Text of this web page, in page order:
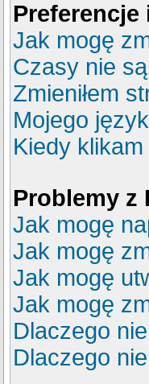
Jak mogę
Czasy nie
Zmieniłem
Mojego
Kiedy
Problemy z
Jak mogę
Jak mogę
Jak mogę
Jak mogę
Dlaczego
Dlaczego